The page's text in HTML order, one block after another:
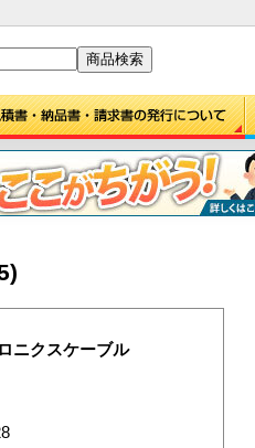
ニクスケーブル